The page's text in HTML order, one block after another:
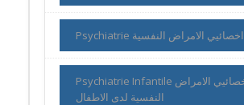
Psychiatrie اخصائيي الامراض النفسية
Psychiatrie Infantile اخصائيي الامراض
النفسية لدى الاطفال